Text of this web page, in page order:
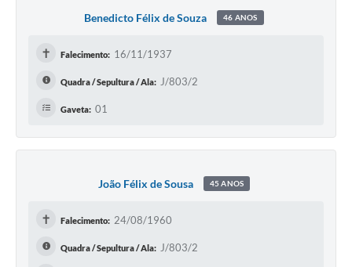
Benedicto Félix de Souza 46 ANOS
✝ Falecimento: 16/11/1937
Quadra / Sepultura / Ala: J/803/2
Gaveta: 01
João Félix de Sousa 45 ANOS
✝ Falecimento: 24/08/1960
Quadra / Sepultura / Ala: J/803/2